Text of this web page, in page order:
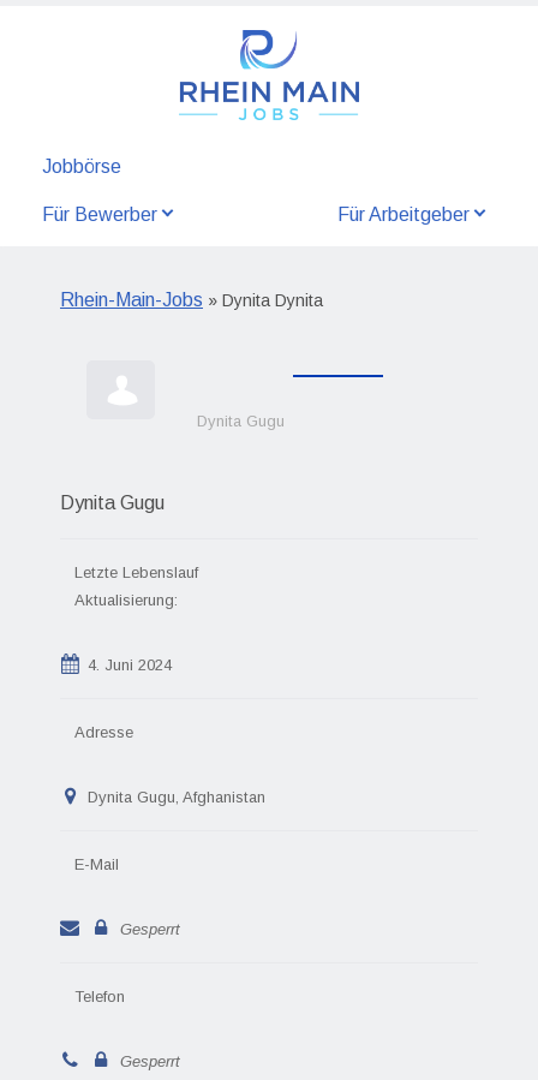
Jobbörse
Für Bewerber Für Arbeitgeber
Rhein-Main-Jobs » Dynita Dynita
Dynita Gugu
Dynita Gugu
Letzte Lebenslauf
Aktualisierung:
4. Juni 2024
Adresse
Dynita Gugu, Afghanistan
E-Mail
Gesperrt
Telefon
Gesperrt